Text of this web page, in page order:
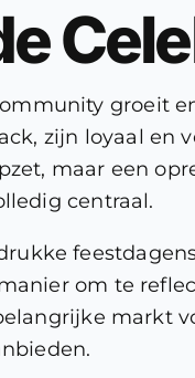
groeit
zijn loyaal
maar een
centraal.
om te
markt